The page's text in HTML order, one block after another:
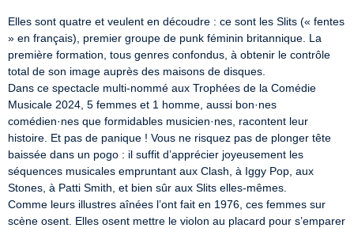
Elles sont quatre et veulent en découdre : ce sont les Slits (« fentes
» en français), premier groupe de punk féminin britannique. La
première formation, tous genres confondus, à obtenir le contrôle
total de son image auprès des maisons de disques.
Dans ce spectacle multi-nommé aux Trophées de la Comédie
Musicale 2024, 5 femmes et 1 homme, aussi bon·nes
comédien·nes que formidables musicien·nes, racontent leur
histoire. Et pas de panique ! Vous ne risquez pas de plonger tête
baissée dans un pogo : il suffit d’apprécier joyeusement les
séquences musicales empruntant aux Clash, à Iggy Pop, aux
Stones, à Patti Smith, et bien sûr aux Slits elles-mêmes.
Comme leurs illustres aînées l’ont fait en 1976, ces femmes sur
scène osent. Elles osent mettre le violon au placard pour s’emparer